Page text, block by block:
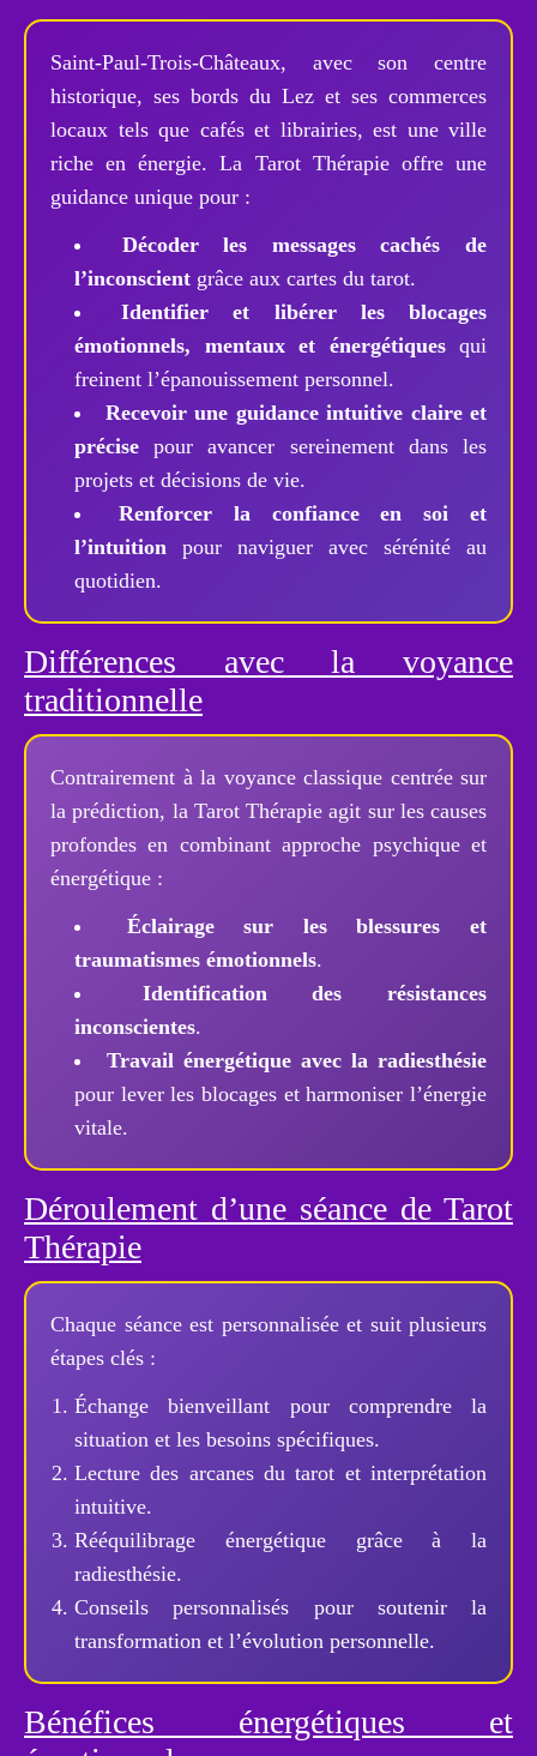
Saint-Paul-Trois-Châteaux, avec son centre
historique, ses bords du Lez et ses commerces
locaux tels que cafés et librairies, est une ville
riche en énergie. La Tarot Thérapie offre une
guidance unique pour :
Décoder les messages cachés de
l’inconscient grâce aux cartes du tarot.
Identifier et libérer les blocages
émotionnels, mentaux et énergétiquesqui
freinent l’épanouissement personnel.
Recevoir une guidance intuitive claire et
précise pour avancer sereinement dans les
projets et décisions de vie.
Renforcer la confiance en soi et
l’intuition pour naviguer avec sérénité au
quotidien.
Différences avec la voyance
traditionnelle
Contrairement à la voyance classique centrée sur
la prédiction, la Tarot Thérapie agit sur les causes
profondes en combinant approche psychique et
énergétique :
Éclairage sur les blessures et
traumatismes émotionnels.
Identification des résistances
inconscientes.
Travail énergétique avec la radiesthésie
pour lever les blocages et harmoniser l’énergie
vitale.
Déroulement d’une séance de Tarot
Thérapie
Chaque séance est personnalisée et suit plusieurs
étapes clés :
Échange bienveillant pour comprendre la
situation et les besoins spécifiques.
Lecture des arcanes du tarot et interprétation
intuitive.
Rééquilibrage énergétique grâce à la
radiesthésie.
Conseils personnalisés pour soutenir la
transformation et l’évolution personnelle.
Bénéfices énergétiques et